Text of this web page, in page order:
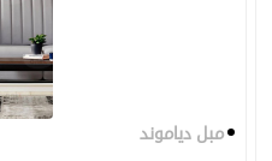
مبل دیاموند